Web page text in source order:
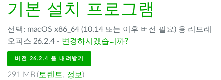
기본 설치 프로그램
선택: macOS x86_64 (10.14 또는 이후 버전 필요) 용 리브레
오피스 26.2.4 - 변경하시겠습니까?
버전 26.2.4 을 내려받기
291 MB ( 토렌트, 정보 )